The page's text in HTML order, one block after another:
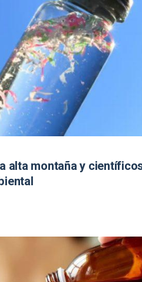
alta montaña y